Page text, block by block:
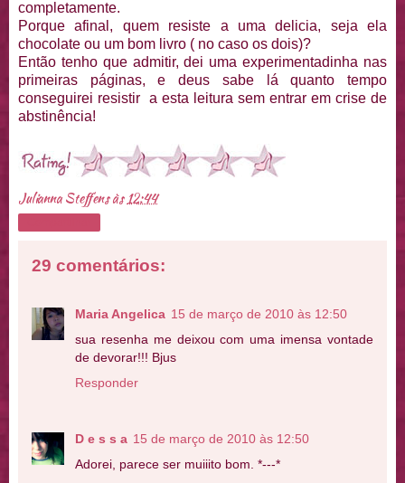
completamente.
Porque afinal, quem resiste a uma delicia, seja ela
chocolate ou um bom livro ( no caso os dois)?
Então tenho que admitir, dei uma experimentadinha nas
primeiras páginas, e deus sabe lá quanto tempo
conseguirei resistir a esta leitura sem entrar em crise de
abstinência!
Julianna Steffensàs 12:44
29 comentários:
Maria Angelica 15 de março de 2010 às 12:50
sua resenha me deixou com uma imensa vontade
de devorar!!! Bjus
Responder
D e s s a 15 de março de 2010 às 12:50
Adorei, parece ser muiiito bom. *---*